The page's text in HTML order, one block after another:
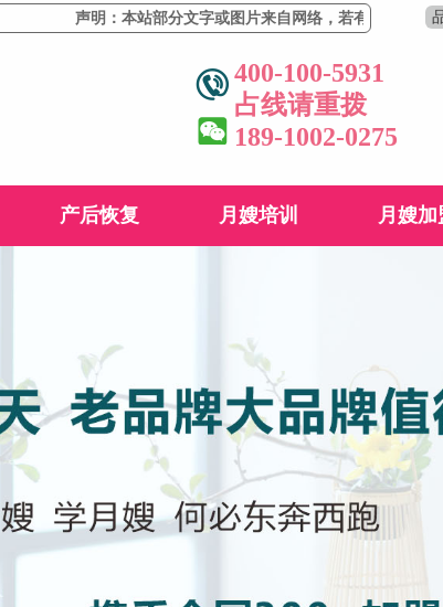
声明：本站部分文字或图片来自网络，若有侵权，请联系删除
400-100-5931
占线请重拨
189-1002-0275
产后恢复 月嫂培训 月嫂加